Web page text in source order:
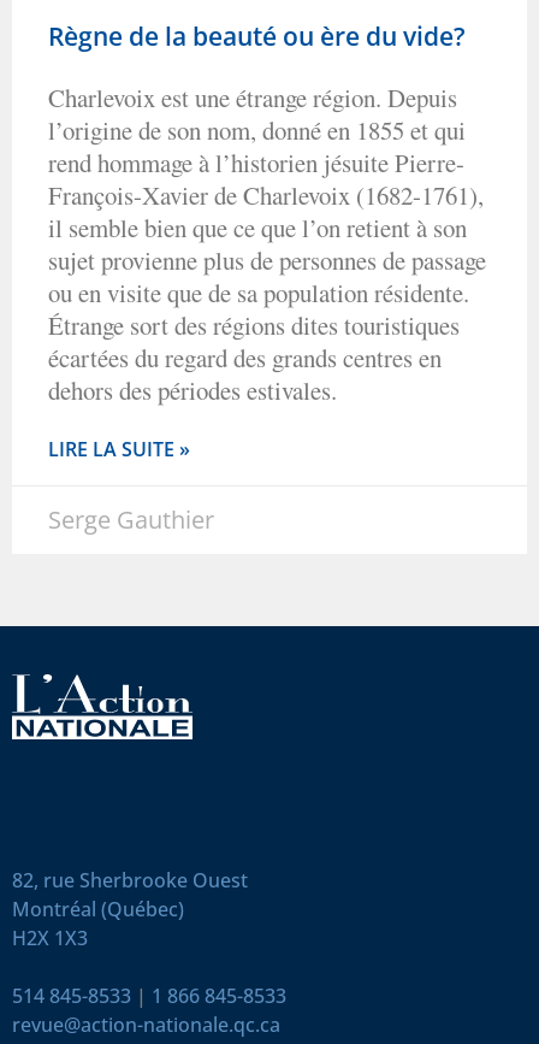
Règne de la beauté ou ère du vide?
Charlevoix est une étrange région. Depuis
l’origine de son nom, donné en 1855 et qui
rend hommage à l’historien jésuite Pierre-
François-Xavier de Charlevoix (1682-1761),
il semble bien que ce que l’on retient à son
sujet provienne plus de personnes de passage
ou en visite que de sa population résidente.
Étrange sort des régions dites touristiques
écartées du regard des grands centres en
dehors des périodes estivales.
LIRE LA SUITE »
Serge Gauthier
82, rue Sherbrooke Ouest
Montréal (Québec)
H2X 1X3
514 845-8533 | 1 866 845-8533
revue@action-nationale.qc.ca